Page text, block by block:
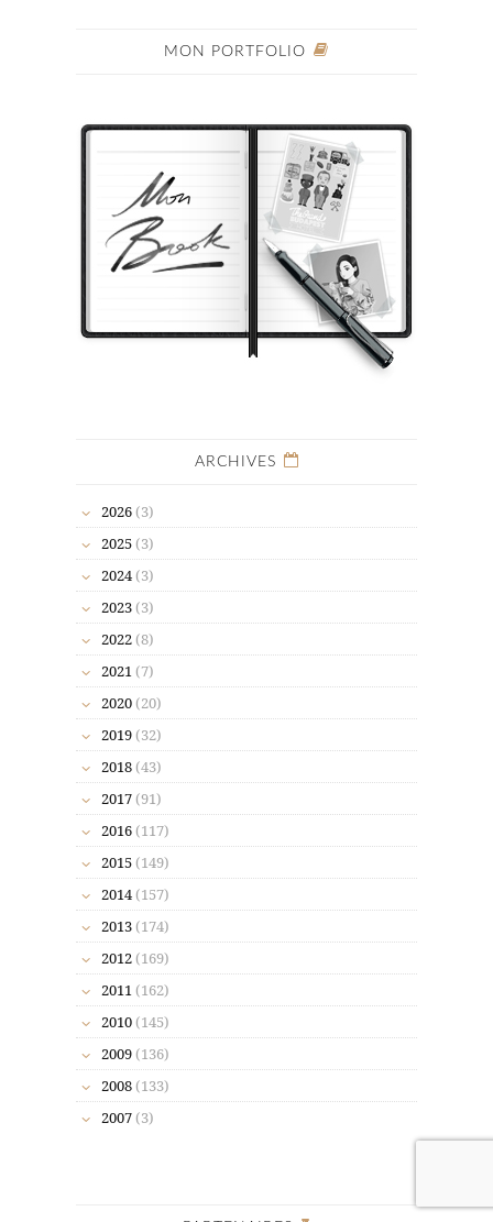
MON PORTFOLIO
ARCHIVES
2026 (3)
2025 (3)
2024 (3)
2023 (3)
2022 (8)
2021 (7)
2020 (20)
2019 (32)
2018 (43)
2017 (91)
2016 (117)
2015 (149)
2014 (157)
2013 (174)
2012 (169)
2011 (162)
2010 (145)
2009 (136)
2008 (133)
2007 (3)